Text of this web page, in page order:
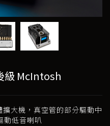
級 McIntosh
大機，真空管的部分驅動中
動低音喇叭